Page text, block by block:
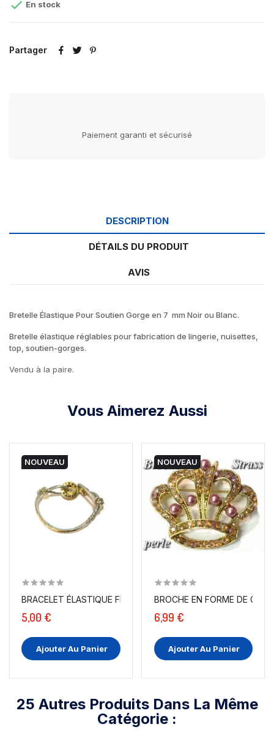
 En stock
Partager
Paiement garanti et sécurisé
DESCRIPTION
DÉTAILS DU PRODUIT
AVIS
Bretelle Élastique Pour Soutien Gorge en 7 mm Noir ou Blanc.
Bretelle élastique réglables pour fabrication de lingerie, nuisettes,
top, soutien-gorges.
Vendu à la paire.
Vous Aimerez Aussi
NOUVEAU
BRACELET ÉLASTIQUE FIL ARGENT
5,00 €
Ajouter Au Panier
NOUVEAU
BROCHE EN FORME DE
6,99 €
Ajouter Au Panier
25 Autres Produits Dans La Même
Catégorie :